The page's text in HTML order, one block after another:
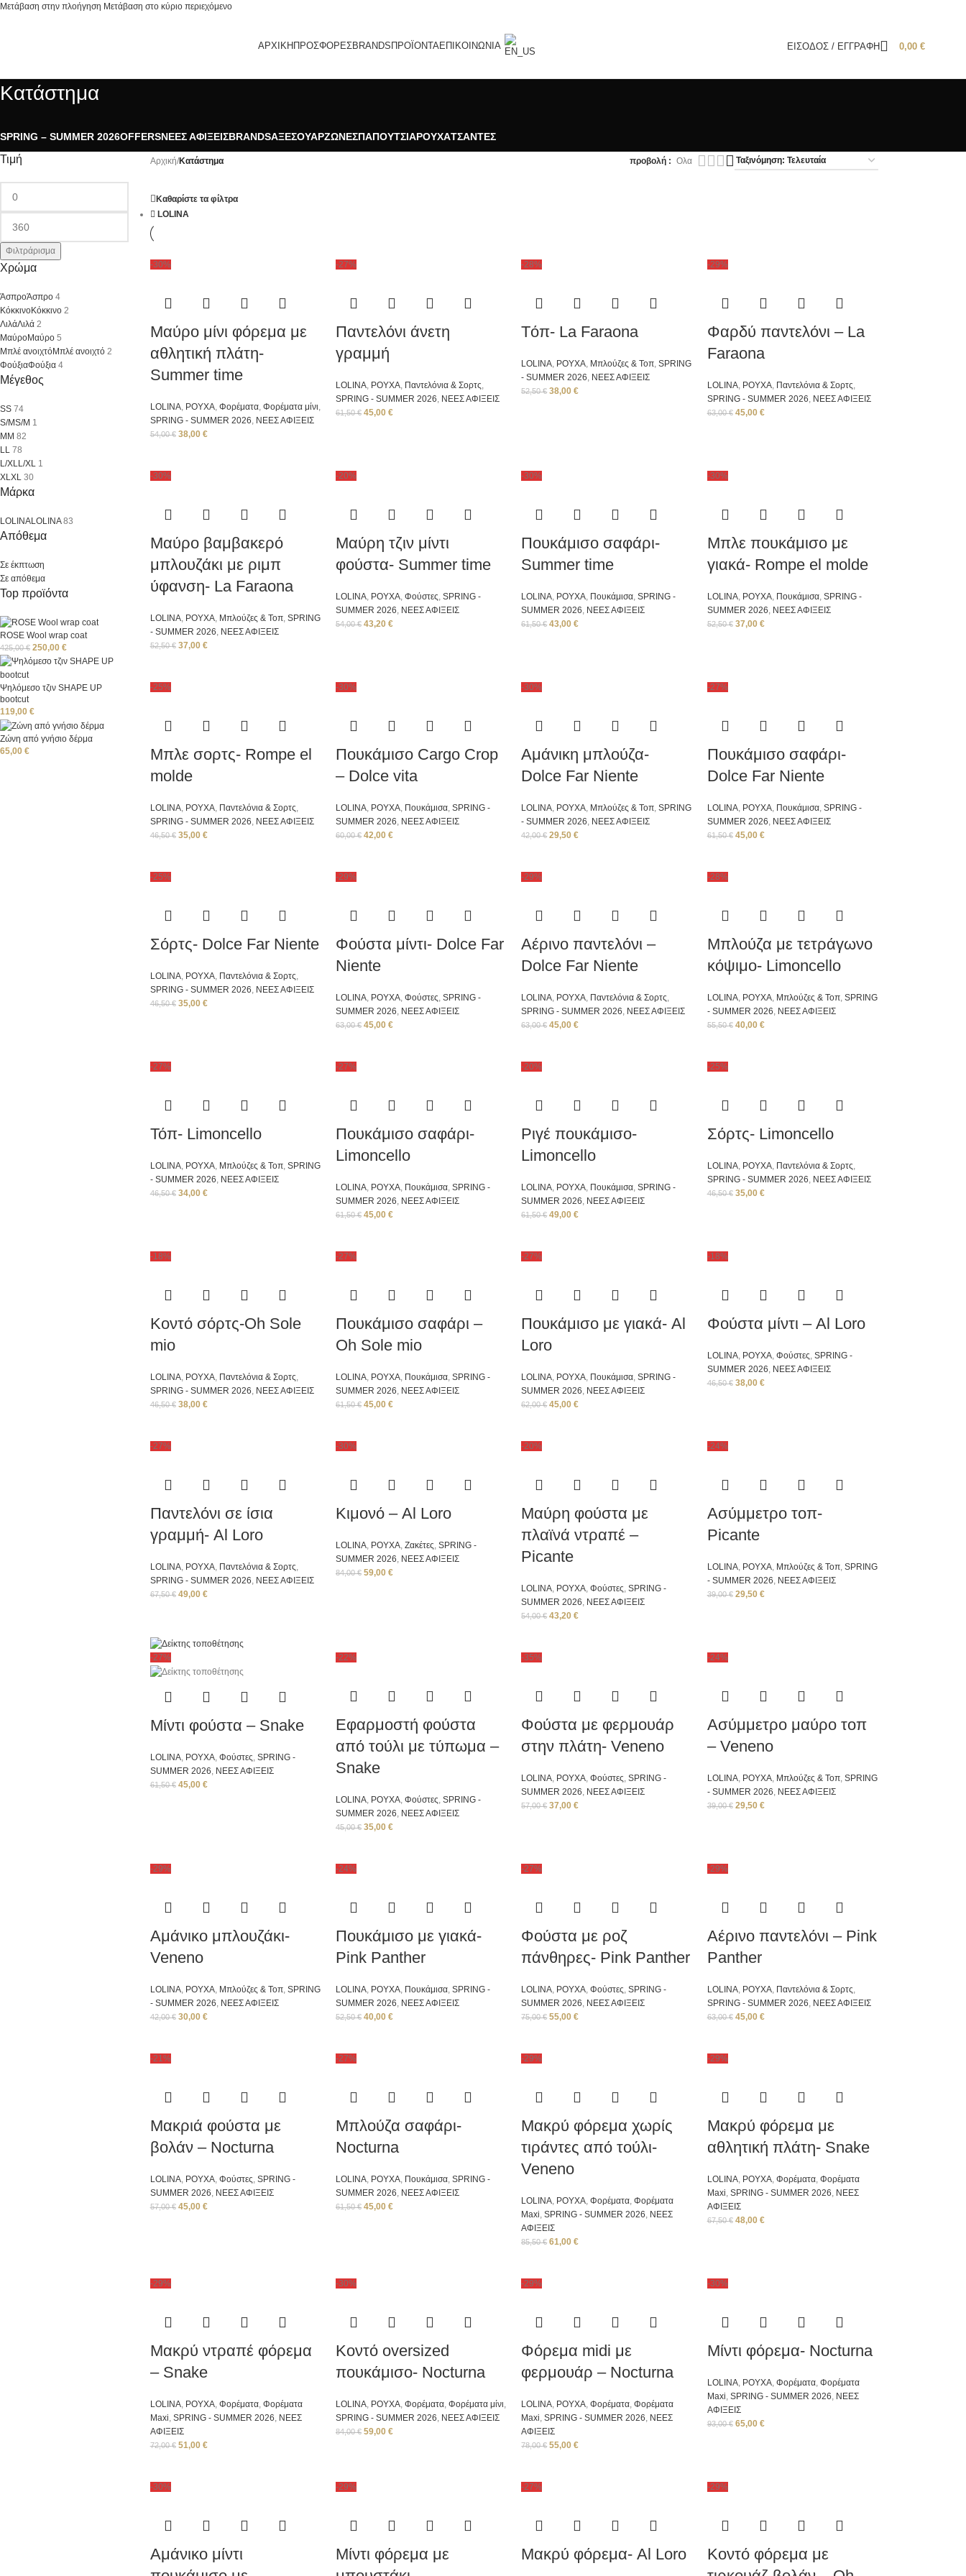
Μετάβαση στην πλοήγηση Μετάβαση στο κύριο περιεχόμενο
ΑΡΧΙΚΉΠΡΟΣΦΟΡΈΣBRANDSΠΡΟΪΌΝΤΑΕΠΙΚΟΙΝΩΝΊΑ ΕΊΣΟΔΟΣ / ΕΓΓΡΑΦΉ 0,00 €
Κατάστημα
SPRING – SUMMER 2026OFFERSΝΕΕΣ ΑΦΙΞΕΙΣBRANDSΑΞΕΣΟΥΑΡΖΩΝΕΣΠΑΠΟΥΤΣΙΑΡΟΥΧΑΤΣΑΝΤΕΣ
Τιμή
Φιλτράρισμα
Χρώμα
ΆσπροΆσπρο 4
ΚόκκινοΚόκκινο 2
ΛιλάΛιλά 2
ΜαύροΜαύρο 5
Μπλέ ανοιχτόΜπλέ ανοιχτό 2
ΦούξιαΦούξια 4
Μέγεθος
SS 74
S/MS/M 1
M M 82
LL 78
L/XLL/XL 1
XLXL 30
Μάρκα
LOLINALOLINA 83
Απόθεμα
Σε έκπτωση
Σε απόθεμα
Top προϊόντα
ROSE Wool wrap coat
425,00€ 250,00 €
Ψηλόμεσο τζιν SHAPE UP
bootcut
119,00 €
Ζώνη από γνήσιο δέρμα
65,00 €
Αρχική/Κατάστημα προβολή Ολα
Καθαρίστε τα φίλτρα
LOLINA
-30%
Μαύρο μίνι φόρεμα με
αθλητική πλάτη-
Summer time
LOLINA, ΡΟΥΧΑ, Φορέματα, Φορέματα μίνι,
SPRING - SUMMER 2026, ΝΕΕΣ ΑΦΙΞΕΙΣ
54,00€ 38,00 €
-27%
Παντελόνι άνετη
γραμμή
LOLINA, ΡΟΥΧΑ, Παντελόνια & Σορτς,
SPRING - SUMMER 2026, ΝΕΕΣ ΑΦΙΞΕΙΣ
61,50€ 45,00 €
-28%
Tόπ- La Faraona
LOLINA, ΡΟΥΧΑ, Μπλούζες & Τοπ, SPRING
- SUMMER 2026, ΝΕΕΣ ΑΦΙΞΕΙΣ
52,50€ 38,00€
-29%
Φαρδύ παντελόνι – La
Faraona
LOLINA, ΡΟΥΧΑ, Παντελόνια & Σορτς,
SPRING - SUMMER 2026, ΝΕΕΣ ΑΦΙΞΕΙΣ
63,00€ 45,00 €
-30%
Μαύρο βαμβακερό
μπλουζάκι με ριμπ
ύφανση- La Faraona
LOLINA, ΡΟΥΧΑ, Μπλούζες & Τοπ, SPRING
- SUMMER 2026, ΝΕΕΣ ΑΦΙΞΕΙΣ
52,50€ 37,00 €
-20%
Μαύρη τζιν μίντι
φούστα- Summer time
LOLINA, ΡΟΥΧΑ, Φούστες, SPRING -
SUMMER 2026, ΝΕΕΣ ΑΦΙΞΕΙΣ
54,00€ 43,20 €
-30%
Πουκάμισο σαφάρι-
Summer time
LOLINA, ΡΟΥΧΑ, Πουκάμισα, SPRING -
SUMMER 2026, ΝΕΕΣ ΑΦΙΞΕΙΣ
61,50€ 43,00€
-30%
Μπλε πουκάμισο με
γιακά- Rompe el molde
LOLINA, ΡΟΥΧΑ, Πουκάμισα, SPRING -
SUMMER 2026, ΝΕΕΣ ΑΦΙΞΕΙΣ
52,50€ 37,00 €
-25%
Μπλε σορτς- Rompe el
molde
LOLINA, ΡΟΥΧΑ, Παντελόνια & Σορτς,
SPRING - SUMMER 2026, ΝΕΕΣ ΑΦΙΞΕΙΣ
46,50€ 35,00 €
-30%
Πουκάμισο Cargo Crop
– Dolce vita
LOLINA, ΡΟΥΧΑ, Πουκάμισα, SPRING -
SUMMER 2026, ΝΕΕΣ ΑΦΙΞΕΙΣ
60,00€ 42,00 €
-30%
Aμάνικη μπλούζα-
Dolce Far Niente
LOLINA, ΡΟΥΧΑ, Μπλούζες & Τοπ, SPRING
- SUMMER 2026, ΝΕΕΣ ΑΦΙΞΕΙΣ
42,00€ 29,50€
-27%
Πουκάμισο σαφάρι-
Dolce Far Niente
LOLINA, ΡΟΥΧΑ, Πουκάμισα, SPRING -
SUMMER 2026, ΝΕΕΣ ΑΦΙΞΕΙΣ
61,50€ 45,00 €
-25%
Σόρτς- Dolce Far Niente
LOLINA, ΡΟΥΧΑ, Παντελόνια & Σορτς,
SPRING - SUMMER 2026, ΝΕΕΣ ΑΦΙΞΕΙΣ
46,50€ 35,00 €
-29%
Φούστα μίντι- Dolce Far
Niente
LOLINA, ΡΟΥΧΑ, Φούστες, SPRING -
SUMMER 2026, ΝΕΕΣ ΑΦΙΞΕΙΣ
63,00€ 45,00 €
-29%
Αέρινο παντελόνι –
Dolce Far Niente
LOLINA, ΡΟΥΧΑ, Παντελόνια & Σορτς,
SPRING - SUMMER 2026, ΝΕΕΣ ΑΦΙΞΕΙΣ
63,00€ 45,00€
-28%
Μπλούζα με τετράγωνο
κόψιμο- Limoncello
LOLINA, ΡΟΥΧΑ, Μπλούζες & Τοπ, SPRING
- SUMMER 2026, ΝΕΕΣ ΑΦΙΞΕΙΣ
55,50€ 40,00 €
-27%
Τόπ- Limoncello
LOLINA, ΡΟΥΧΑ, Μπλούζες & Τοπ, SPRING
- SUMMER 2026, ΝΕΕΣ ΑΦΙΞΕΙΣ
46,50€ 34,00 €
-27%
Πουκάμισο σαφάρι-
Limoncello
LOLINA, ΡΟΥΧΑ, Πουκάμισα, SPRING -
SUMMER 2026, ΝΕΕΣ ΑΦΙΞΕΙΣ
61,50€ 45,00 €
-20%
Ριγέ πουκάμισο-
Limoncello
LOLINA, ΡΟΥΧΑ, Πουκάμισα, SPRING -
SUMMER 2026, ΝΕΕΣ ΑΦΙΞΕΙΣ
61,50€ 49,00€
-25%
Σόρτς- Limoncello
LOLINA, ΡΟΥΧΑ, Παντελόνια & Σορτς,
SPRING - SUMMER 2026, ΝΕΕΣ ΑΦΙΞΕΙΣ
46,50€ 35,00 €
-18%
Κοντό σόρτς-Oh Sole
mio
LOLINA, ΡΟΥΧΑ, Παντελόνια & Σορτς,
SPRING - SUMMER 2026, ΝΕΕΣ ΑΦΙΞΕΙΣ
46,50€ 38,00 €
-27%
Πουκάμισο σαφάρι –
Oh Sole mio
LOLINA, ΡΟΥΧΑ, Πουκάμισα, SPRING -
SUMMER 2026, ΝΕΕΣ ΑΦΙΞΕΙΣ
61,50€ 45,00 €
-27%
Πουκάμισο με γιακά- Al
Loro
LOLINA, ΡΟΥΧΑ, Πουκάμισα, SPRING -
SUMMER 2026, ΝΕΕΣ ΑΦΙΞΕΙΣ
62,00€ 45,00€
-18%
Φούστα μίντι – Al Loro
LOLINA, ΡΟΥΧΑ, Φούστες, SPRING -
SUMMER 2026, ΝΕΕΣ ΑΦΙΞΕΙΣ
46,50€ 38,00 €
-27%
Παντελόνι σε ίσια
γραμμή- Al Loro
LOLINA, ΡΟΥΧΑ, Παντελόνια & Σορτς,
SPRING - SUMMER 2026, ΝΕΕΣ ΑΦΙΞΕΙΣ
67,50€ 49,00 €
-30%
Κιμονό – Al Loro
LOLINA, ΡΟΥΧΑ, Ζακέτες, SPRING -
SUMMER 2026, ΝΕΕΣ ΑΦΙΞΕΙΣ
84,00€ 59,00 €
-20%
Μαύρη φούστα με
πλαϊνά ντραπέ –
Picante
LOLINA, ΡΟΥΧΑ, Φούστες, SPRING -
SUMMER 2026, ΝΕΕΣ ΑΦΙΞΕΙΣ
54,00€ 43,20€
-24%
Ασύμμετρο τοπ-
Picante
LOLINA, ΡΟΥΧΑ, Μπλούζες & Τοπ, SPRING
- SUMMER 2026, ΝΕΕΣ ΑΦΙΞΕΙΣ
39,00€ 29,50 €
-27%
Μίντι φούστα – Snake
LOLINA, ΡΟΥΧΑ, Φούστες SPRING -
SUMMER 2026 ΝΕΕΣ ΑΦΙΞΕΙΣ
61,50€ 45,00 €
-22%
Eφαρμοστή φούστα
από τούλι με τύπωμα –
Snake
LOLINA, ΡΟΥΧΑ, Φούστες, SPRING -
SUMMER 2026, ΝΕΕΣ ΑΦΙΞΕΙΣ
45,00€ 35,00 €
-35%
Φούστα με φερμουάρ
στην πλάτη- Veneno
LOLINA, ΡΟΥΧΑ, Φούστες, SPRING -
SUMMER 2026, ΝΕΕΣ ΑΦΙΞΕΙΣ
57,00€ 37,00€
-24%
Ασύμμετρο μαύρο τοπ
– Veneno
LOLINA, ΡΟΥΧΑ, Μπλούζες & Τοπ, SPRING
- SUMMER 2026, ΝΕΕΣ ΑΦΙΞΕΙΣ
39,00€ 29,50 €
-29%
Aμάνικο μπλουζάκι-
Veneno
LOLINA, ΡΟΥΧΑ, Μπλούζες & Τοπ, SPRING
- SUMMER 2026, ΝΕΕΣ ΑΦΙΞΕΙΣ
42,00€ 30,00 €
-24%
Πουκάμισο με γιακά-
Pink Panther
LOLINA, ΡΟΥΧΑ, Πουκάμισα, SPRING -
SUMMER 2026, ΝΕΕΣ ΑΦΙΞΕΙΣ
52,50€ 40,00 €
-27%
Φούστα με ροζ
πάνθηρες- Pink Panther
LOLINA, ΡΟΥΧΑ, Φούστες, SPRING -
SUMMER 2026, ΝΕΕΣ ΑΦΙΞΕΙΣ
75,00€ 55,00€
-29%
Aέρινο παντελόνι – Pink
Panther
LOLINA, ΡΟΥΧΑ, Παντελόνια & Σορτς,
SPRING - SUMMER 2026, ΝΕΕΣ ΑΦΙΞΕΙΣ
63,00€ 45,00 €
-21%
Μακριά φούστα με
βολάν – Nocturna
LOLINA, ΡΟΥΧΑ, Φούστες, SPRING -
SUMMER 2026, ΝΕΕΣ ΑΦΙΞΕΙΣ
57,00€ 45,00 €
-27%
Μπλούζα σαφάρι-
Nocturna
LOLINA, ΡΟΥΧΑ, Πουκάμισα, SPRING -
SUMMER 2026, ΝΕΕΣ ΑΦΙΞΕΙΣ
61,50€ 45,00 €
-29%
Μακρύ φόρεμα χωρίς
τιράντες από τούλι-
Veneno
LOLINA, ΡΟΥΧΑ, Φορέματα, Φορέματα
Μaxi, SPRING - SUMMER 2026, ΝΕΕΣ
ΑΦΙΞΕΙΣ
85,50€ 61,00€
-29%
Μακρύ φόρεμα με
αθλητική πλάτη- Snake
LOLINA, ΡΟΥΧΑ, Φορέματα, Φορέματα
Μaxi, SPRING - SUMMER 2026, ΝΕΕΣ
ΑΦΙΞΕΙΣ
67,50€ 48,00 €
-29%
Μακρύ ντραπέ φόρεμα
– Snake
LOLINA, ΡΟΥΧΑ, Φορέματα, Φορέματα
Μaxi, SPRING - SUMMER 2026, ΝΕΕΣ
ΑΦΙΞΕΙΣ
72,00€ 51,00 €
-30%
Κοντό oversized
πουκάμισο- Nocturna
LOLINA, ΡΟΥΧΑ, Φορέματα, Φορέματα μίνι,
SPRING - SUMMER 2026, ΝΕΕΣ ΑΦΙΞΕΙΣ
84,00€ 59,00 €
-29%
Φόρεμα midi με
φερμουάρ – Nocturna
LOLINA, ΡΟΥΧΑ, Φορέματα, Φορέματα
Μaxi, SPRING - SUMMER 2026, ΝΕΕΣ
ΑΦΙΞΕΙΣ
78,00€ 55,00€
-30%
Μίντι φόρεμα- Nocturna
LOLINA, ΡΟΥΧΑ, Φορέματα, Φορέματα
Μaxi, SPRING - SUMMER 2026, ΝΕΕΣ
ΑΦΙΞΕΙΣ
93,00€ 65,00 €
-30%
Aμάνικο μίντι
-29%
Μίντι φόρεμα με
-27%
Μακρύ φόρεμα- Al Loro
-29%
Κοντό φόρεμα με